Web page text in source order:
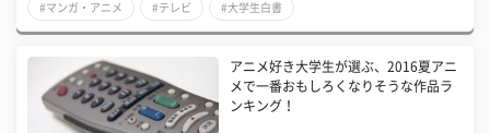
#マンガ・アニメ #テレビ #大学生白書
アニメ好き大学生が選ぶ、2016夏アニ
メで一番おもしろくなりそうな作品ラ
ンキング！